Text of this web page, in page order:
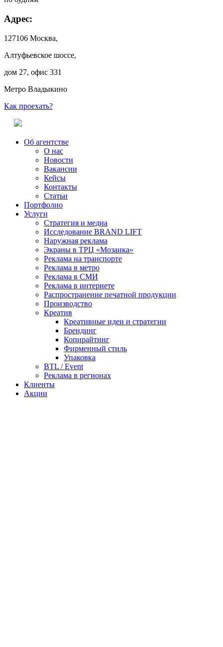
Адрес:
127106 Москва,
Алтуфьевское шоссе,
дом 27, офис 331
Метро Владыкино
Как проехать?
Об агентстве
О нас
Новости
Вакансии
Кейсы
Контакты
Статьи
Портфолио
Услуги
Стратегия и медиа
Исследование BRAND LIFT
Наружная реклама
Экраны в ТРЦ «Мозаика»
Реклама на транспорте
Реклама в метро
Реклама в СМИ
Реклама в интернете
Распространение печатной продукции
Производство
Креатив
Креативные идеи и стратегии
Брендинг
Копирайтинг
Фирменный стиль
Упаковка
BTL / Event
Реклама в регионах
Клиенты
Акции